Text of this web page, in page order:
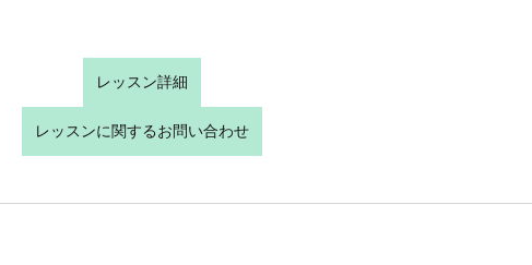
レッスン詳細
レッスンに関するお問い合わせ